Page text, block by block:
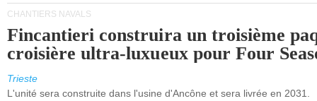
CHANTIERS NAVALS
Fincantieri construira un troisième
croisière ultra-luxueux pour Four
Trieste
L'unité sera construite dans l'usine d'Ancône et sera livrée en 2031.